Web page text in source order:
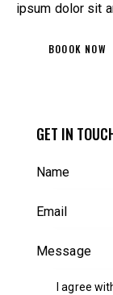
ipsum dolor sit
BOOOK NOW
GET IN
I agree